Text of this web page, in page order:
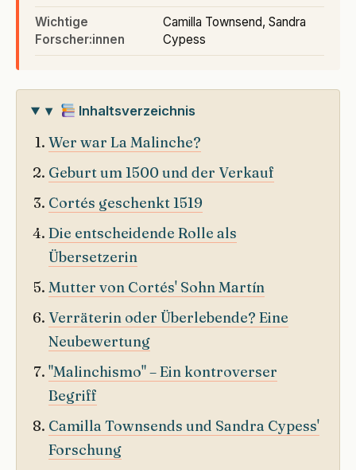
Wichtige
Forscher:innen
Camilla Townsend, Sandra
Cypess
▾ Inhaltsverzeichnis
Wer war La Malinche?
Geburt um 1500 und der Verkauf
Cortés geschenkt 1519
Die entscheidende Rolle als
Übersetzerin
Mutter von Cortés' Sohn Martín
Verräterin oder Überlebende? Eine
Neubewertung
"Malinchismo" – Ein kontroverser
Begriff
Camilla Townsends und Sandra Cypess'
Forschung